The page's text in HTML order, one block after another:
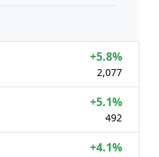
+5.8%
2,077
+5.1%
492
+4.1%